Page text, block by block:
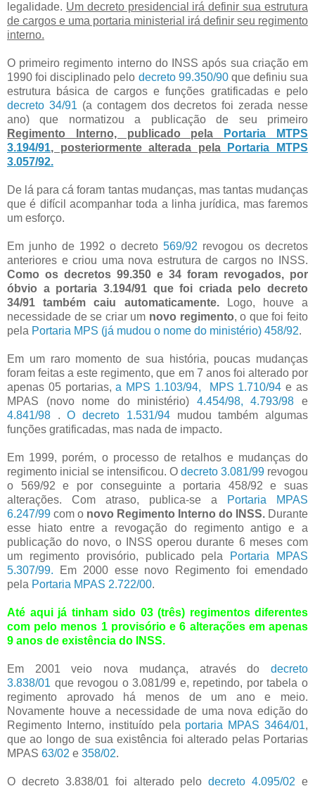
legalidade. Um decreto presidencial irá definir sua estrutura
de cargos e uma portaria ministerial irá definir seu regimento
interno.
O primeiro regimento interno do INSS após sua criação em
1990 foi disciplinado pelo decreto 99.350/90 que definiu sua
estrutura básica de cargos e funções gratificadas e pelo
decreto 34/91 (a contagem dos decretos foi zerada nesse
ano) que normatizou a publicação de seu primeiro
Regimento Interno, publicado pela
Portaria MTPS
3.194/91, posteriormente alterada pelaPortaria MTPS
3.057/92.
De lá para cá foram tantas mudanças, mas tantas mudanças
que é difícil acompanhar toda a linha jurídica, mas faremos
um esforço.
Em junho de 1992 o decreto 569/92 revogou os decretos
anteriores e criou uma nova estrutura de cargos no INSS.
Como os decretos 99.350 e 34 foram revogados, por
óbvio a portaria 3.194/91 que foi criada pelo decreto
34/91 também caiu automaticamente.Logo, houve a
necessidade de se criar um novo regimento, o que foi feito
pela Portaria MPS (já mudou o nome do ministério) 458/92.
Em um raro momento de sua história, poucas mudanças
foram feitas a este regimento, que em 7 anos foi alterado por
apenas 05 portarias,a MPS 1.103/94, MPS 1.710/94 e as
MPAS (novo nome do ministério) 4.454/98, 4.793/98 e
4.841/98 .O decreto 1.531/94 mudou também algumas
funções gratificadas, mas nada de impacto.
Em 1999, porém, o processo de retalhos e mudanças do
regimento inicial se intensificou. O decreto 3.081/99 revogou
o 569/92 e por conseguinte a portaria 458/92 e suas
alterações. Com atraso, publica-se a
Portaria MPAS
6.247/99 com o novo Regimento Interno do INSS. Durante
esse hiato entre a revogação do regimento antigo e a
publicação do novo, o INSS operou durante 6 meses com
um regimento provisório, publicado pela
Portaria MPAS
5.307/99. Em 2000 esse novo Regimento foi emendado
pela Portaria MPAS 2.722/00.
Até aqui já tinham sido 03 (três) regimentos diferentes
com pelo menos 1 provisório e 6 alterações em apenas
9 anos de existência do INSS.
Em 2001 veio nova mudança, através do decreto
3.838/01 que revogou o 3.081/99 e, repetindo, por tabela o
regimento aprovado há menos de um ano e meio.
Novamente houve a necessidade de uma nova edição do
Regimento Interno, instituído pela portaria MPAS 3464/01,
que ao longo de sua existência foi alterado pelas Portarias
MPAS 63/02 e 358/02.
O decreto 3.838/01 foi alterado pelodecreto 4.095/02 e